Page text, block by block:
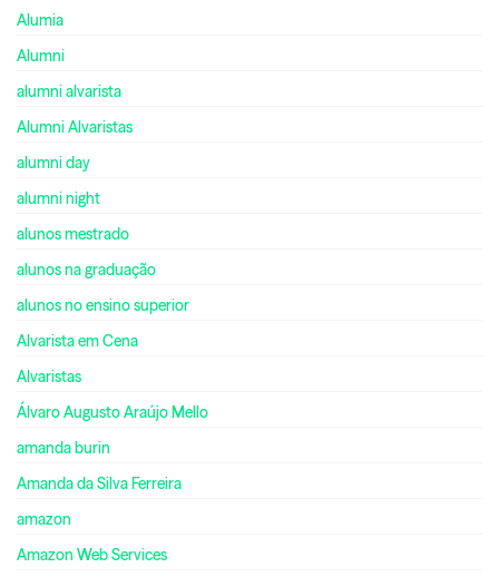
Alumia
Alumni
alumni alvarista
Alumni Alvaristas
alumni day
alumni night
alunos mestrado
alunos na graduação
alunos no ensino superior
Alvarista em Cena
Alvaristas
Álvaro Augusto Araújo Mello
amanda burin
Amanda da Silva Ferreira
amazon
Amazon Web Services